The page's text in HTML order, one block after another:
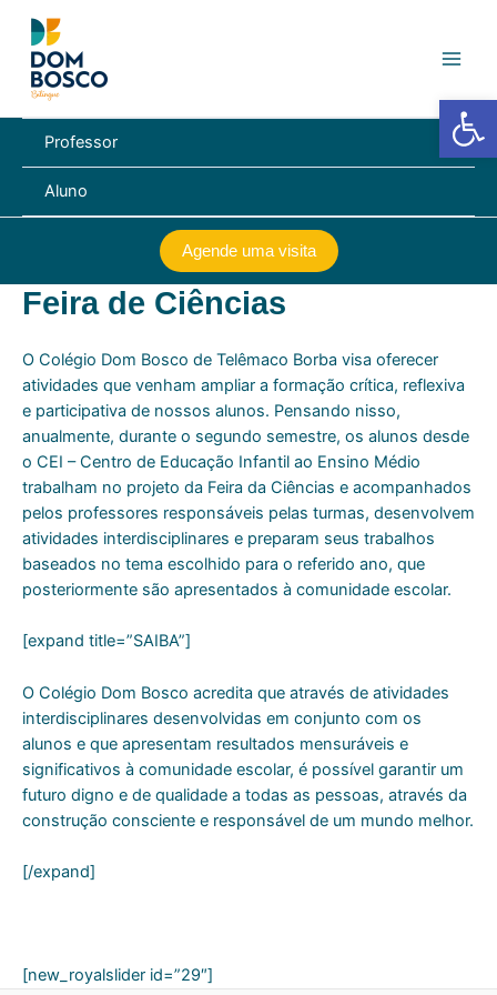
para
conteúdo
Professor
Aluno
Agende uma visita
Feira de Ciências
O Colégio Dom Bosco de Telêmaco Borba visa oferecer
atividades que venham ampliar a formação crítica, reflexiva
e participativa de nossos alunos. Pensando nisso,
anualmente, durante o segundo semestre, os alunos desde
o CEI – Centro de Educação Infantil ao Ensino Médio
trabalham no projeto da Feira da Ciências e acompanhados
pelos professores responsáveis pelas turmas, desenvolvem
atividades interdisciplinares e preparam seus trabalhos
baseados no tema escolhido para o referido ano, que
posteriormente são apresentados à comunidade escolar.
[expand title=”SAIBA”]
O Colégio Dom Bosco acredita que através de atividades
interdisciplinares desenvolvidas em conjunto com os
alunos e que apresentam resultados mensuráveis e
significativos à comunidade escolar, é possível garantir um
futuro digno e de qualidade a todas as pessoas, através da
construção consciente e responsável de um mundo melhor.
[/expand]
[new_royalslider id=”29″]
Barra de